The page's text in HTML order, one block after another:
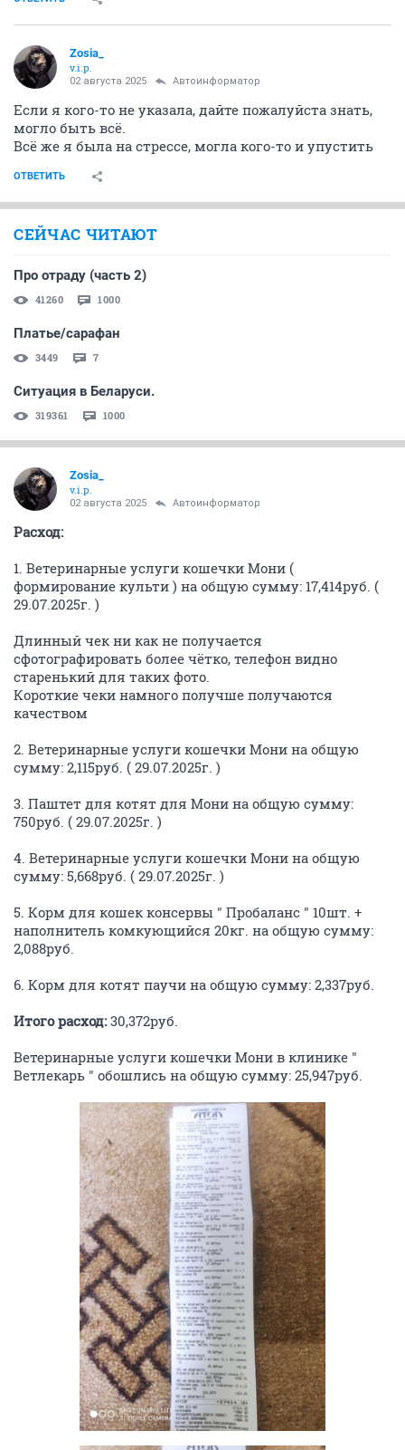
Zosia_
v.i.p.
02 августа 2025 Автоинформатор
Если я кого-то не указала, дайте пожалуйста знать,
могло быть всё.
Всё же я была на стрессе, могла кого-то и упустить
ОТВЕТИТЬ
СЕЙЧАС ЧИТАЮТ
Про отраду (часть 2)
41260 1000
Платье/сарафан
3449 7
Ситуация в Беларуси.
319361 1000
Zosia_
v.i.p.
02 августа 2025 Автоинформатор
Расход:
1. Ветеринарные услуги кошечки Мони (
формирование культи ) на общую сумму: 17,414руб. (
29.07.2025г. )
Длинный чек ни как не получается
сфотографировать более чётко, телефон видно
старенький для таких фото.
Короткие чеки намного получше получаются
качеством
2. Ветеринарные услуги кошечки Мони на общую
сумму: 2,115руб. ( 29.07.2025г. )
3. Паштет для котят для Мони на общую сумму:
750руб. ( 29.07.2025г. )
4. Ветеринарные услуги кошечки Мони на общую
сумму: 5,668руб. ( 29.07.2025г. )
5. Корм для кошек консервы " Пробаланс " 10шт. +
наполнитель комкующийся 20кг. на общую сумму:
2,088руб.
6. Корм для котят паучи на общую сумму: 2,337руб.
Итого расход:30,372руб.
Ветеринарные услуги кошечки Мони в клинике "
Ветлекарь " обошлись на общую сумму: 25,947руб.